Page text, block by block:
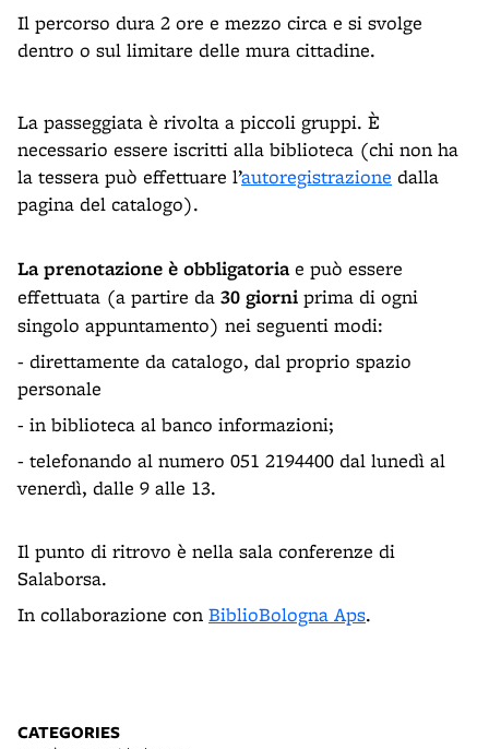
Il percorso dura 2 ore e mezzo circa e si svolge
dentro o sul limitare delle mura cittadine.
La passeggiata è rivolta a piccoli gruppi. È
necessario essere iscritti alla biblioteca (chi non ha
la tessera può effettuare l’autoregistrazione dalla
pagina del catalogo).
La prenotazione è obbligatoriae può essere
effettuata (a partire da 30 giorni prima di ogni
singolo appuntamento) nei seguenti modi:
- direttamente da catalogo, dal proprio spazio
personale
- in biblioteca al banco informazioni;
- telefonando al numero 051 2194400 dal lunedì al
venerdì, dalle 9 alle 13.
Il punto di ritrovo è nella sala conferenze di
Salaborsa.
In collaborazione con BiblioBologna Aps.
CATEGORIES